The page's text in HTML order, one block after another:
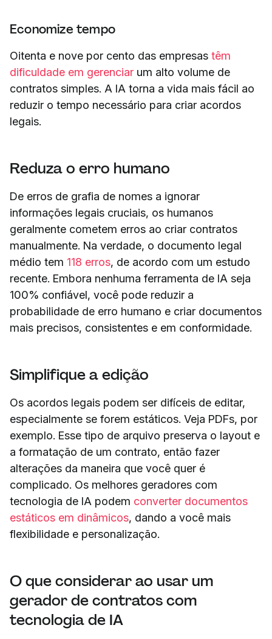
Economize tempo
Oitenta e nove por cento das empresas têm
dificuldade em gerenciar um alto volume de
contratos simples. A IA torna a vida mais fácil ao
reduzir o tempo necessário para criar acordos
legais.
Reduza o erro humano
De erros de grafia de nomes a ignorar
informações legais cruciais, os humanos
geralmente cometem erros ao criar contratos
manualmente. Na verdade, o documento legal
médio tem 118 erros, de acordo com um estudo
recente. Embora nenhuma ferramenta de IA seja
100% confiável, você pode reduzir a
probabilidade de erro humano e criar documentos
mais precisos, consistentes e em conformidade.
Simplifique a edição
Os acordos legais podem ser difíceis de editar,
especialmente se forem estáticos. Veja PDFs, por
exemplo. Esse tipo de arquivo preserva o layout e
a formatação de um contrato, então fazer
alterações da maneira que você quer é
complicado. Os melhores geradores com
tecnologia de IA podem converter documentos
estáticos em dinâmicos, dando a você mais
flexibilidade e personalização.
O que considerar ao usar um
gerador de contratos com
tecnologia de IA